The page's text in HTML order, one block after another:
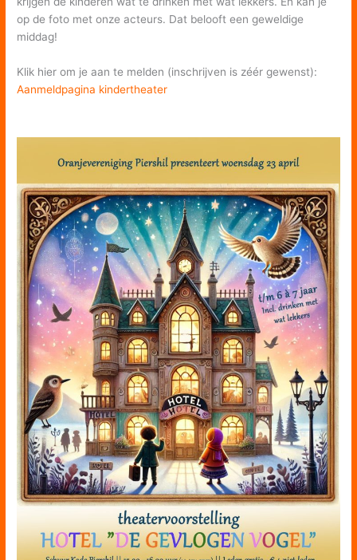
op de foto met onze acteurs. Dat belooft een geweldige
middag!
Klik hier om je aan te melden (inschrijven is zéér gewenst):
Aanmeldpagina kindertheater